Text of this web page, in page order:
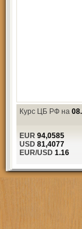
Курс ЦБ РФ на
EUR 94,0585
USD 81,4077
EUR/USD 1.16